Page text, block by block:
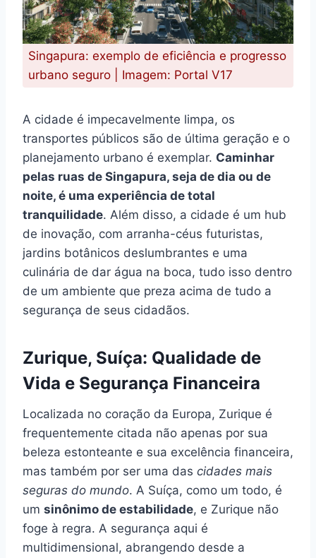
Singapura: exemplo de eficiência e progresso
urbano seguro | Imagem: Portal V17
A cidade é impecavelmente limpa, os
transportes públicos são de última geração e o
planejamento urbano é exemplar. Caminhar
pelas ruas de Singapura, seja de dia ou de
noite, é uma experiência de total
tranquilidade. Além disso, a cidade é um hub
de inovação, com arranha-céus futuristas,
jardins botânicos deslumbrantes e uma
culinária de dar água na boca, tudo isso dentro
de um ambiente que preza acima de tudo a
segurança de seus cidadãos.
Zurique, Suíça: Qualidade de
Vida e Segurança Financeira
Localizada no coração da Europa, Zurique é
frequentemente citada não apenas por sua
beleza estonteante e sua excelência financeira,
mas também por ser uma das cidades mais
seguras do mundo. A Suíça, como um todo, é
um sinônimo de estabilidade, e Zurique não
foge à regra. A segurança aqui é
multidimensional, abrangendo desde a